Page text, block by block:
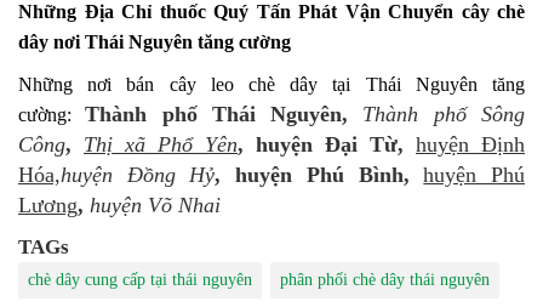
Những Địa Chỉ thuốc Quý Tấn Phát Vận Chuyển cây chè
dây nơi Thái Nguyên tăng cường
Những nơi bán cây leo chè dây tại Thái Nguyên tăng
cường:Thành phố Thái Nguyên, Thành phố Sông
Công, Thị xã Phổ Yên, huyện Đại Từ, huyện Định
Hóa,huyện Đồng Hỷ, huyện Phú Bình,huyện Phú
Lương, huyện Võ Nhai
TAGs
chè dây cung cấp tại thái nguyên phân phối chè dây thái nguyên